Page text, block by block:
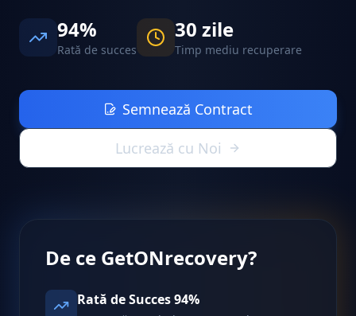
94%
Rată de succes
30 zile
Timp mediu recuperare
Semnează Contract
Lucrează cu Noi
De ce GetONrecovery?
Rată de Succes 94%